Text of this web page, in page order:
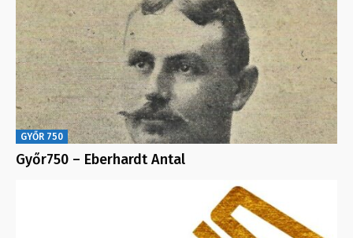
GYŐR 750
Győr750 – Eberhardt Antal